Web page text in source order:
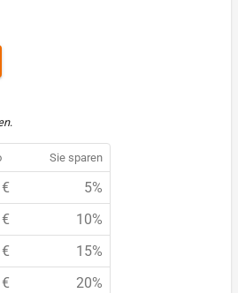
.
Sie sparen
5%
10%
15%
20%